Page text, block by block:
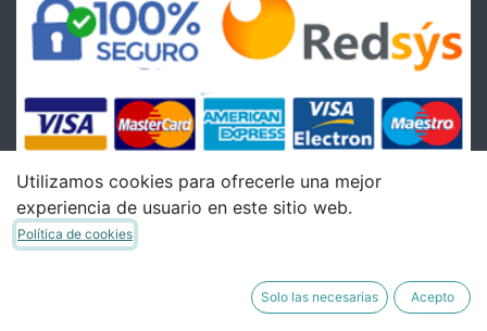
Condiciones
Utilizamos cookies para ofrecerle una mejor
experiencia de usuario en este sitio web.
Política de cookies
Solo las necesarias Acepto